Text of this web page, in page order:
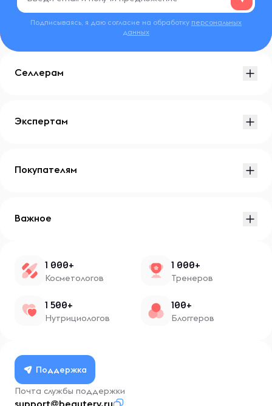
Подписываясь, я даю согласие на обработку персональных
данных
Селлерам
Экспертам
Покупателям
Важное
1 000+
Косметологов
1 000+
Тренеров
1 500+
Нутрициологов
100+
Блоггеров
Поддержка
Почта службы поддержки
support@beautery.ru